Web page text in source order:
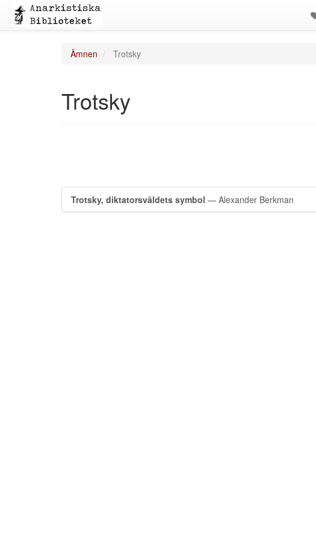
Ämnen Trotsky
Trotsky
Trotsky, diktatorsväldets symbol — Alexander Berkman